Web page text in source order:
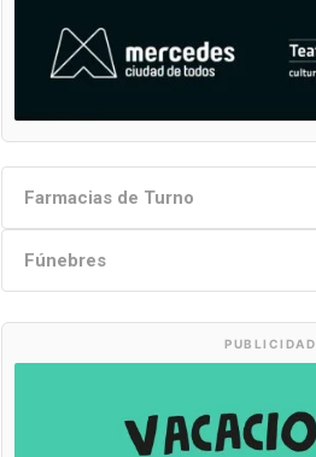
Farmacias de Turno
Fúnebres
PUBLICIDAD